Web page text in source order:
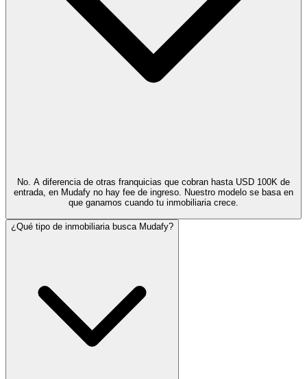
No. A diferencia de otras franquicias que cobran hasta USD 100K de
entrada, en Mudafy no hay fee de ingreso. Nuestro modelo se basa en
que ganamos cuando tu inmobiliaria crece.
¿Qué tipo de inmobiliaria busca Mudafy?